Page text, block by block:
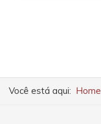
Você está aqui: Home